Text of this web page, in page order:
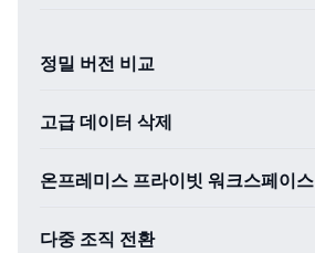
정밀 버전 비교
고급 데이터 삭제
온프레미스 프라이빗 워크스페이스
다중 조직 전환